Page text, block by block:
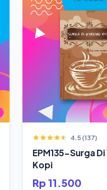
4.5 (137)
EPM135-Surga
Kopi
Rp 11.500